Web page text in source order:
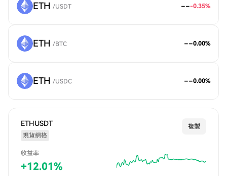
ETH /USDT ---0.35%
ETH /BTC --0.00%
ETH /USDC --0.00%
ETHUSDT
現貨網格
複製
收益率
+12.01%